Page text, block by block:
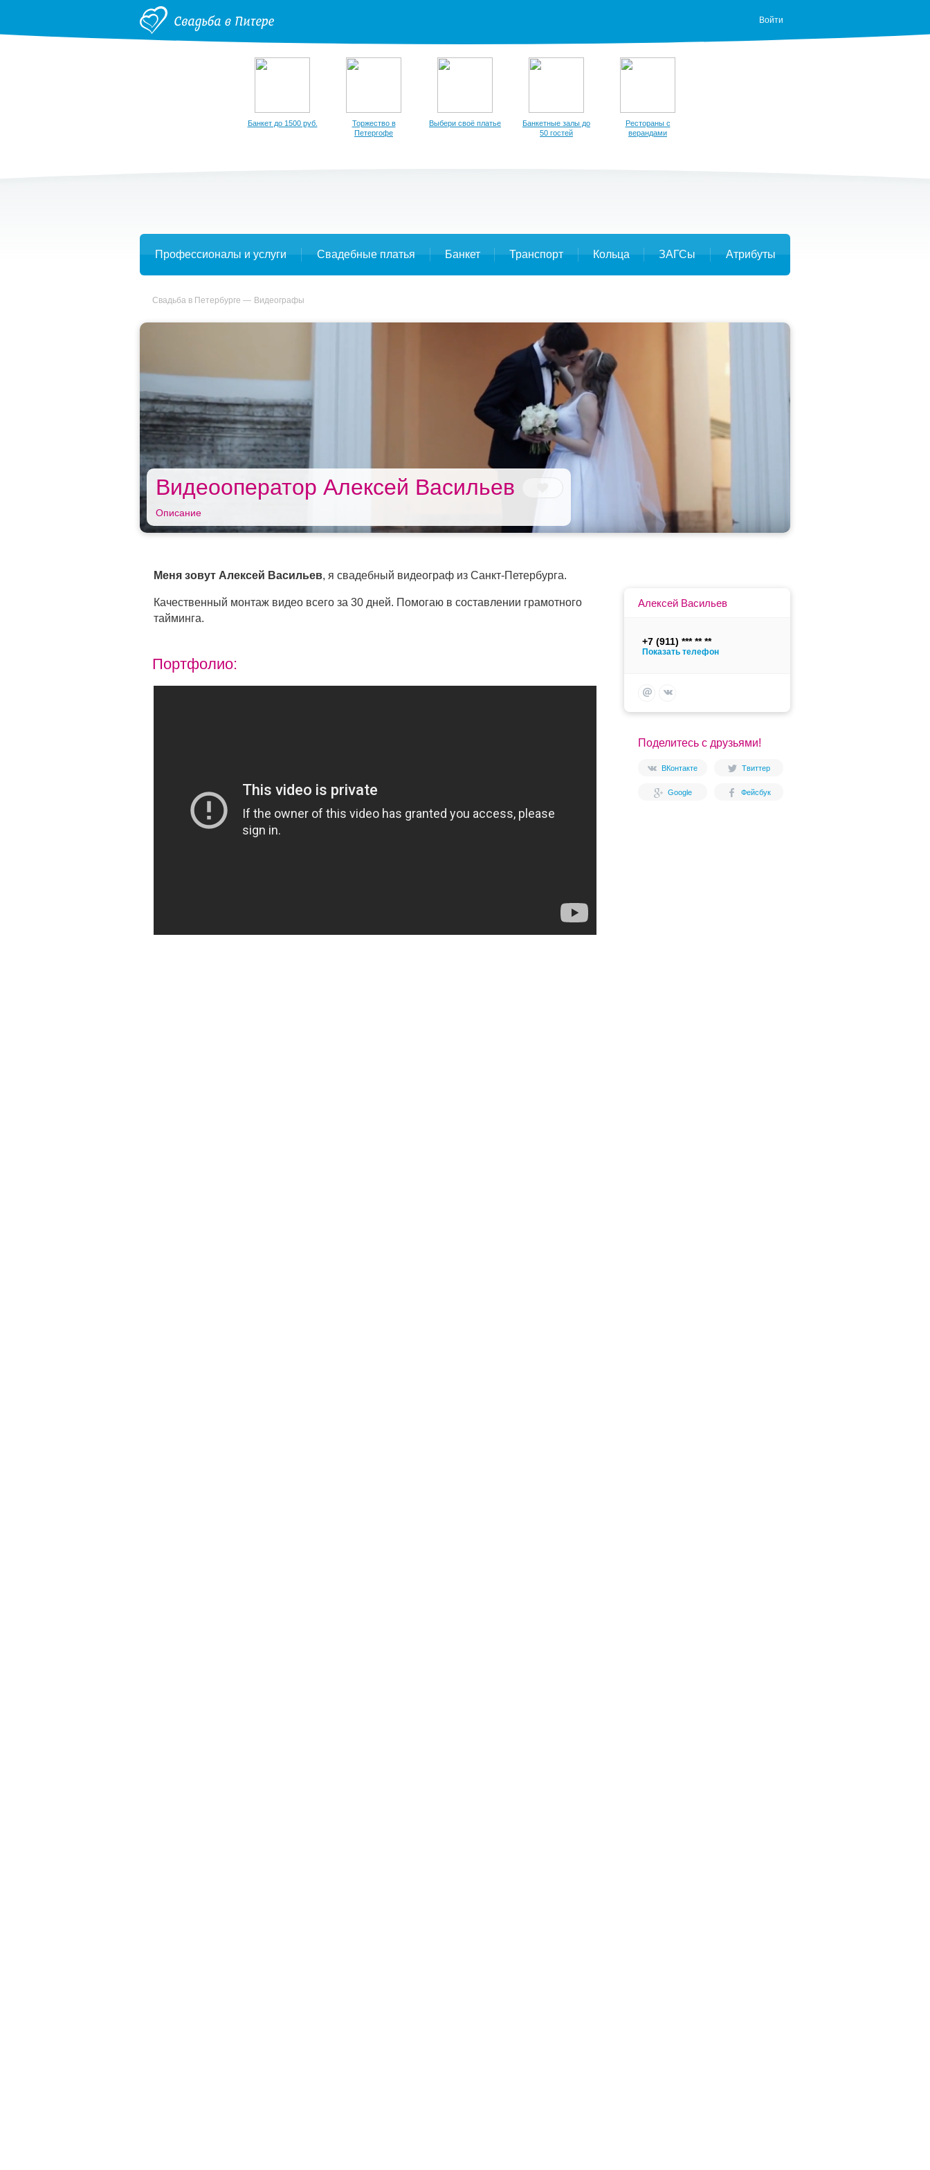
Войти
Банкет до 1500 руб.
Торжество в
Петергофе
Выбери своё платье
Банкетные залы до
50 гостей
Рестораны с
верандами
Профессионалы и услуги Свадебные платья Банкет Транспорт Кольца ЗАГСы Атрибуты
Свадьба в Петербурге Видеографы
Видеооператор Алексей Васильев
Описание
Алексей Васильев
+7 (911)
Показать телефон
Поделитесь с друзьями!
ВКонтакте Твиттер
Google Фейсбук
Меня зовут Алексей Васильев, я свадебный видеограф из Санкт-Петербурга.
Качественный монтаж видео всего за 30 дней. Помогаю в составлении грамотного
тайминга.
Портфолио: